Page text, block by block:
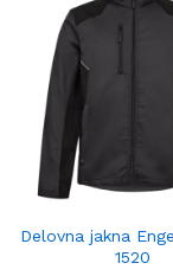
Delovna jakna
1520